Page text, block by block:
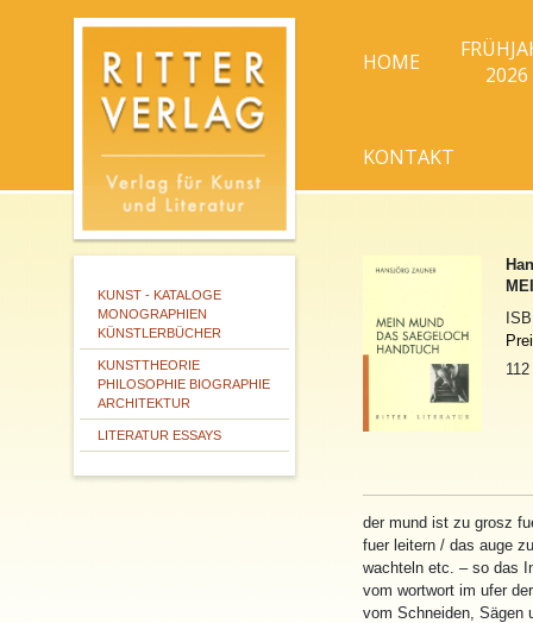
HOME
2026
KONTAKT
KUNST - KATALOGE
MONOGRAPHIEN
KÜNSTLERBÜCHER
KUNSTTHEORIE
PHILOSOPHIE BIOGRAPHIE
ARCHITEKTUR
LITERATUR ESSAYS
der mund ist zu grosz
fuer leitern / das auge
wachteln etc. – so das
vom wortwort im ufer
vom Schneiden, Sägen